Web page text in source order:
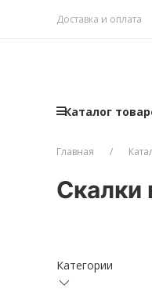
Доставка и оплата
Каталог
Главная
Скалки
Категории